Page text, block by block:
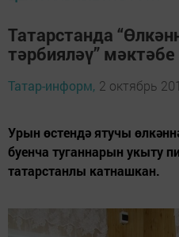
Татарстанда
тәрбияләү”
Татар-информ, 2 октябрь
Урын өстендә ятучы
буенча туганнарын укыту
татарстанлы катнашкан.